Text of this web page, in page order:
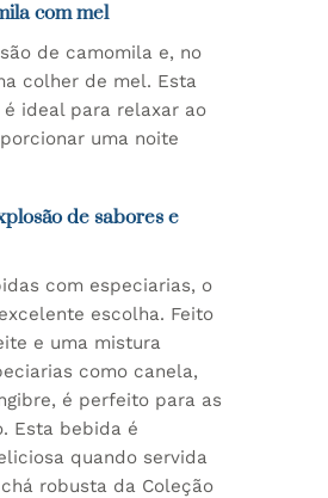
com mel
de camomila e, no
colher de mel. Esta
ideal para relaxar ao
uma noite
de sabores e
com especiarias, o
escolha. Feito
e uma mistura
como canela,
é perfeito para as
Esta bebida é
quando servida
robusta da Coleção